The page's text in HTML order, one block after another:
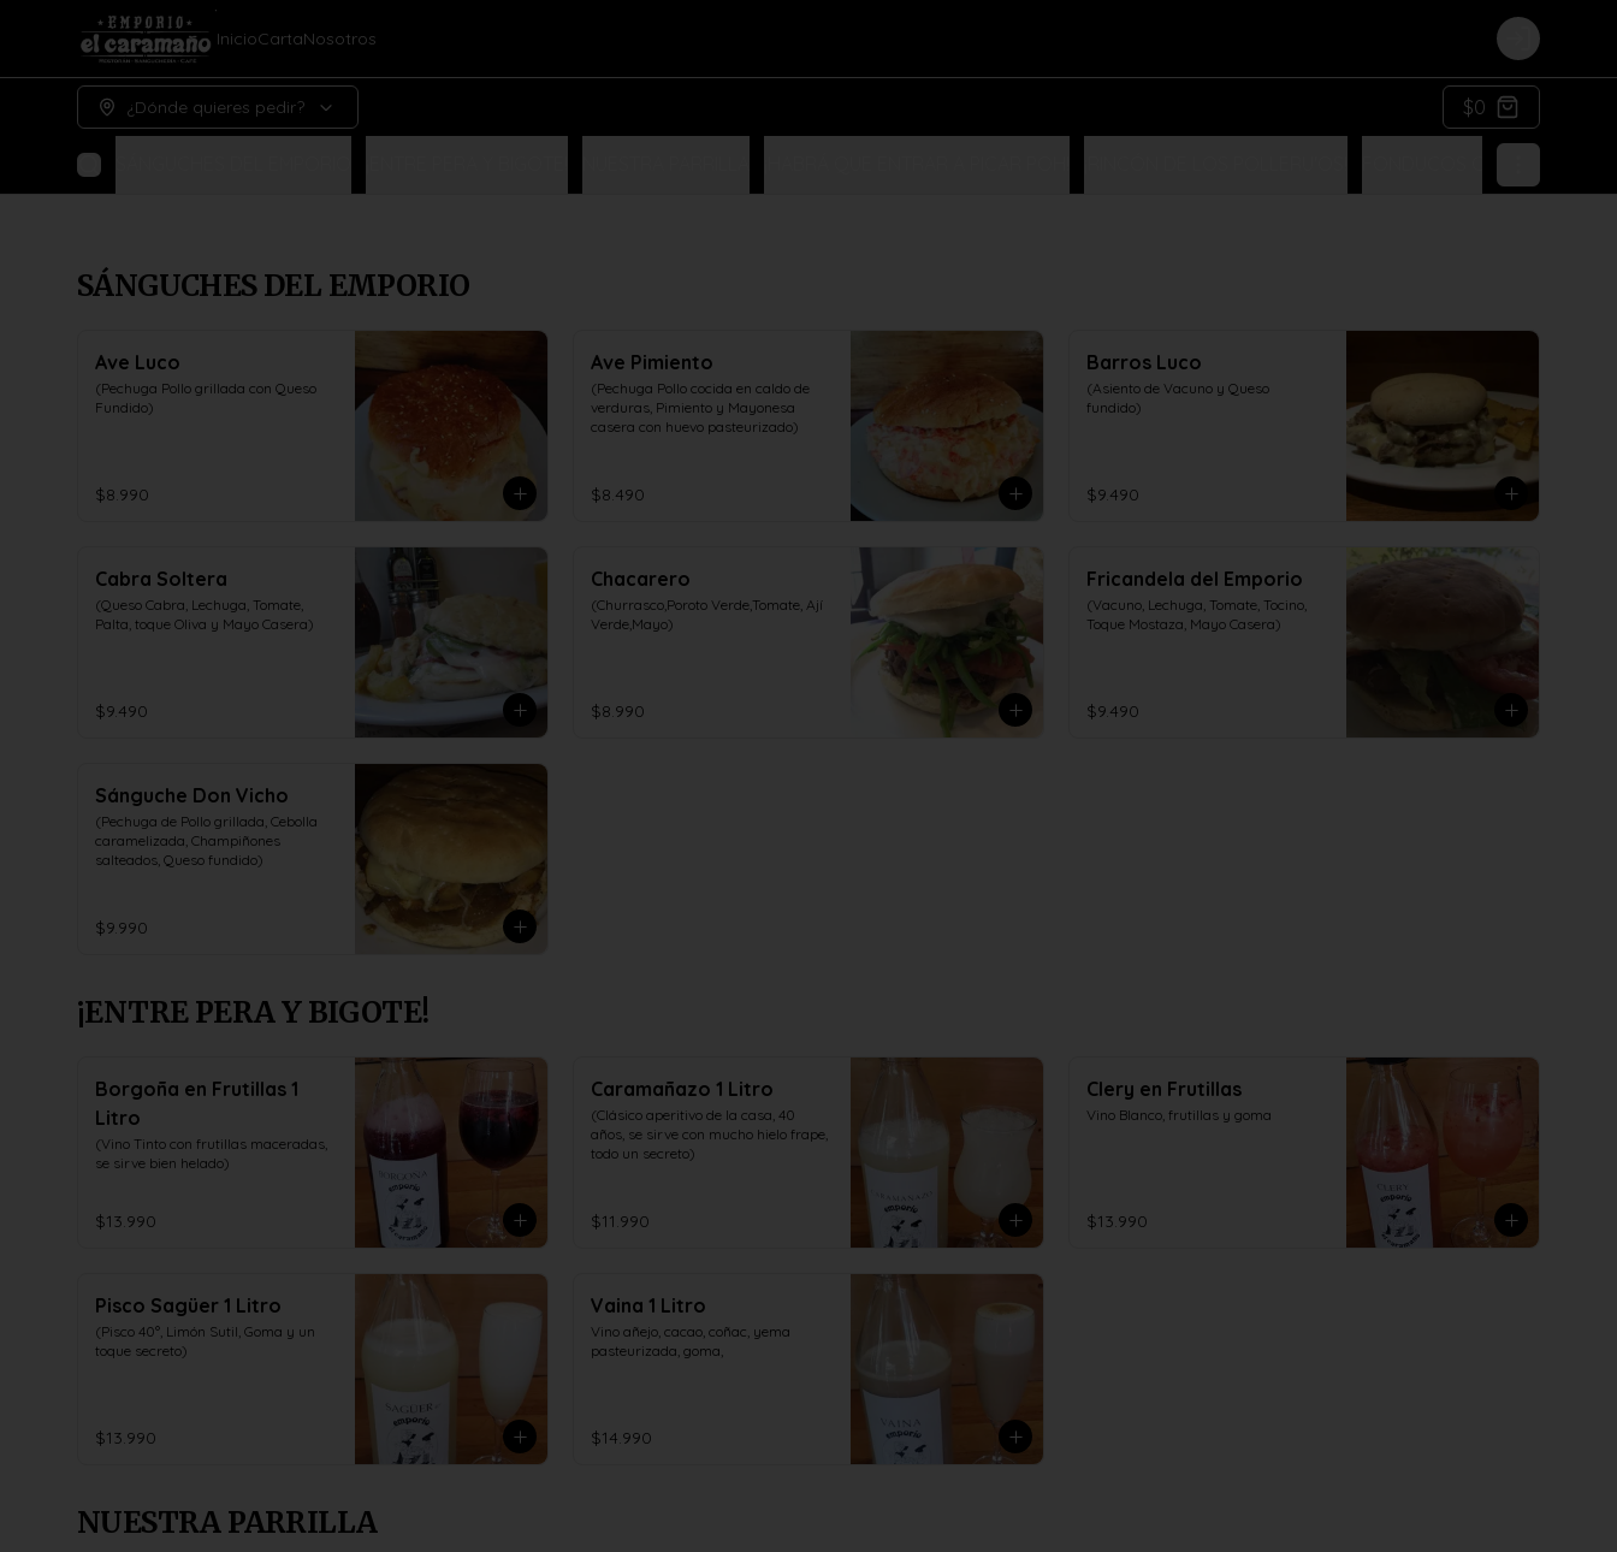
InicioCartaNosotros Login
¿Dónde quieres pedir? $0
SÁNGUCHES DEL EMPORIO
Ave Luco
(Pechuga Pollo grillada con Queso
Fundido)
$8.990
Ave Pimiento
(Pechuga Pollo cocida en caldo de
verduras, Pimiento y Mayonesa
casera con huevo pasteurizado)
$8.490
Barros Luco
(Asiento de Vacuno y Queso
fundido)
$9.490
Cabra Soltera
(Queso Cabra, Lechuga, Tomate,
Palta, toque Oliva y Mayo Casera)
$9.490
Chacarero
(Churrasco,Poroto Verde,Tomate, Ají
Verde,Mayo)
$8.990
Fricandela del Emporio
(Vacuno, Lechuga, Tomate, Tocino,
Toque Mostaza, Mayo Casera)
$9.490
Sánguche Don Vicho
(Pechuga de Pollo grillada, Cebolla
caramelizada, Champiñones
salteados, Queso fundido)
$9.990
¡ENTRE PERA Y BIGOTE!
Borgoña en Frutillas 1
Litro
(Vino Tinto con frutillas maceradas,
se sirve bien helado)
$13.990
Caramañazo 1 Litro
(Clásico aperitivo de la casa, 40
años, se sirve con mucho hielo frape,
todo un secreto)
$11.990
Clery en Frutillas
Vino Blanco, frutillas y goma
$13.990
Pisco Sagüer 1 Litro
(Pisco 40°, Limón Sutil, Goma y un
toque secreto)
$13.990
Vaina 1 Litro
Vino añejo, cacao, coñac, yema
pasteurizada, goma,
$14.990
NUESTRA PARRILLA